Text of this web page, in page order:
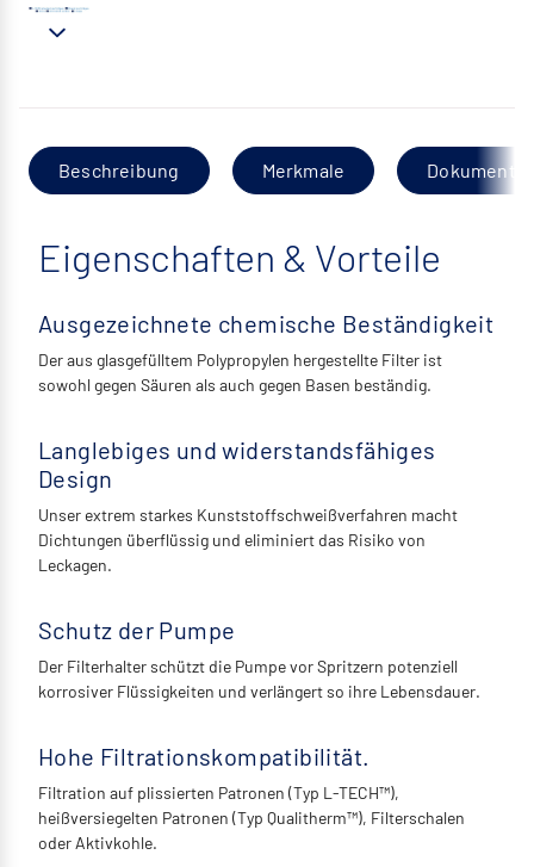
Beschreibung Merkmale
Eigenschaften & Vorteile
Ausgezeichnete chemische Beständigkeit
Der aus glasgefülltem Polypropylen hergestellte Filter ist
sowohl gegen Säuren als auch gegen Basen beständig.
Langlebiges und widerstandsfähiges
Design
Unser extrem starkes Kunststoffschweißverfahren macht
Dichtungen überflüssig und eliminiert das Risiko von
Leckagen.
Schutz der Pumpe
Der Filterhalter schützt die Pumpe vor Spritzern potenziell
korrosiver Flüssigkeiten und verlängert so ihre Lebensdauer.
Hohe Filtrationskompatibilität.
Filtration auf plissierten Patronen (Typ L-TECH™),
heißversiegelten Patronen (Typ Qualitherm™), Filterschalen
oder Aktivkohle.